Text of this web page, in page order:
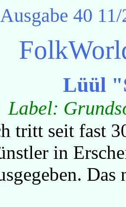
Ausgabe 40
Lüül
Label:
tritt seit fast
in